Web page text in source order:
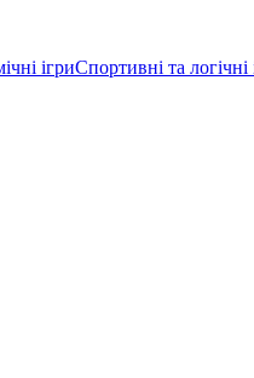
ігриСпортивні та логічні